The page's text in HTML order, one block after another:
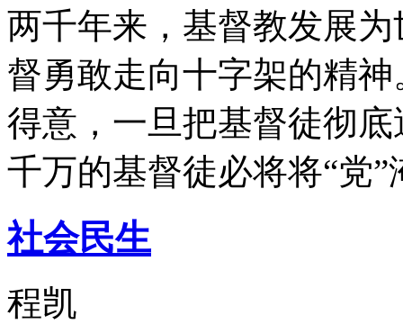
两千年来，基督教发展
督勇敢走向十字架的精
得意，一旦把基督徒彻
千万的基督徒必将将“党”
社会民生
程凯